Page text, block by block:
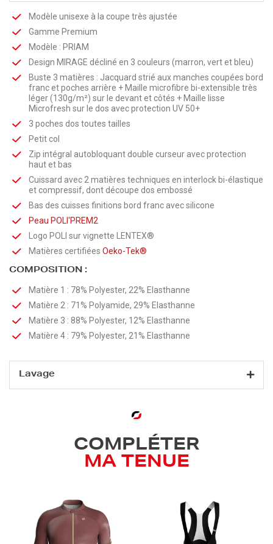
Modèle unisexe à la coupe très ajustée
Gamme Premium
Modèle : PRIAM
Design MIRAGE décliné en 3 couleurs (marron, vert et bleu)
Buste 3 matières : Jacquard strié aux manches coupées bord
franc et poches arrière + Maille microfibre bi-extensible très
léger (130g/m²) sur le devant et côtés + Maille lisse
Microfresh sur le dos avec protection UV 50+
3 poches dos toutes tailles
Petit col
Zip intégral autobloquant double curseur avec protection
haut et bas
Cuissard avec 2 matières techniques en interlock bi-élastique
et compressif, dont découpe dos embossé
Bas des cuisses finitions bord franc avec silicone
Peau POLI'PREM2
Logo POLI sur vignette LENTEX®
Matières certifiées Oeko-Tek®
COMPOSITION :
Matière 1 : 78% Polyester, 22% Elasthanne
Matière 2 : 71% Polyamide, 29% Elasthanne
Matière 3 : 88% Polyester, 12% Elasthanne
Matière 4 : 79% Polyester, 21% Elasthanne
Lavage
COMPLÉTER
MA TENUE